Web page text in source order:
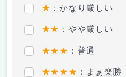
★ ：かなり厳しい
★★ ：やや厳しい
★★★ ：普通
★★★★ ：まぁ楽勝